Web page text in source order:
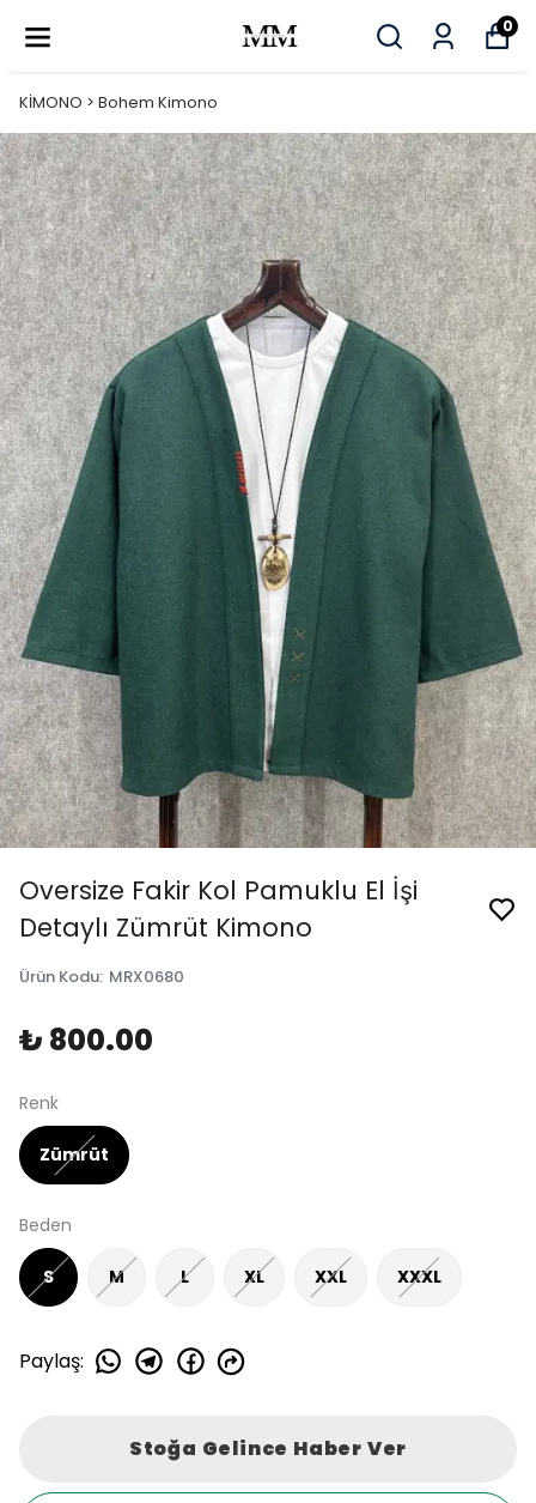
0
KİMONO > Bohem Kimono
Oversize Fakir Kol Pamuklu El İşi
Detaylı Zümrüt Kimono
Ürün Kodu: MRX0680
₺ 800.00
Renk
Zümrüt
Beden
S M L XL XXL XXXL
Paylaş:
Stoğa Gelince Haber Ver